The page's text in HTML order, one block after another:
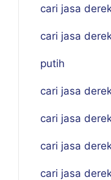
cari jasa
cari jasa
putih
cari jasa
cari jasa
cari jasa
cari jasa